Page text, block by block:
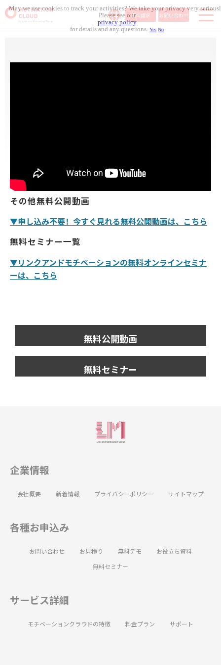
資料請求 お問い合わせ
その他無料公開動画
▼申し込み不要！今すぐ見れる無料公開動画は、こちら
無料セミナー一覧
▼リンクアンドモチベーションの無料オンラインセミナ
ーは、こちら
無料公開動画
無料セミナー
企業情報
会社概要 新着情報 プライバシーポリシー サイトマップ
各種お申込み
お問い合わせ お見積り 無料デモ
お役立ち資料
無料セミナー
サービス詳細
モチベーションクラウドの特徴 料金プラン サポート
May we use cookies to track your activities? We take your privacy very
Please see our
privacy policy
for details and any questions.Yes No